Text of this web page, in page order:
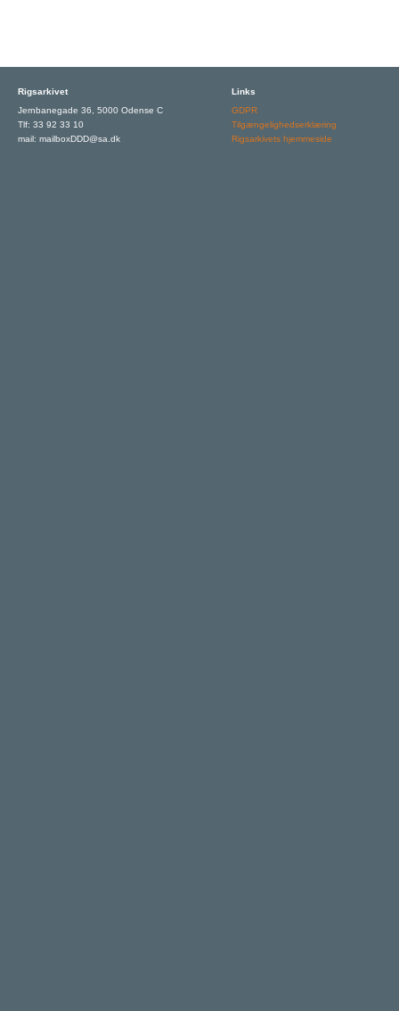
Rigsarkivet
Jernbanegade 36, 5000 Odense C
Tlf: 33 92 33 10
mail: mailboxDDD@sa.dk
Links
GDPR
Tilgængelighedserklæring
Rigsarkivets hjemmeside